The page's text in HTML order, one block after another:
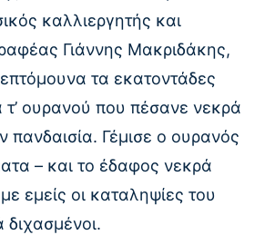
καλλιεργητής και
Γιάννης Μακριδάκης,
τα εκατοντάδες
τ’ ουρανού που πέσανε νεκρά
πανδαισία. Γέμισε ο ουρανός
– και το έδαφος νεκρά
εμείς οι καταληψίες του